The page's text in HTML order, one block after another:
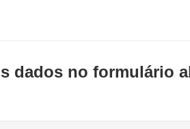
dados no formulário